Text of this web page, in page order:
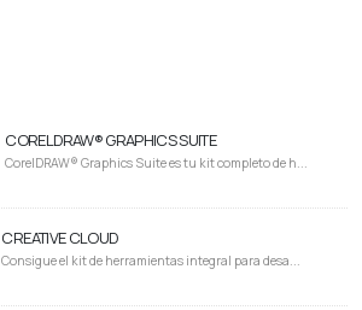
CORELDRAW® GRAPHICS SUITE
CorelDRAW® Graphics Suite es tu kit completo de h...
CREATIVE CLOUD
Consigue el kit de herramientas integral para desa...